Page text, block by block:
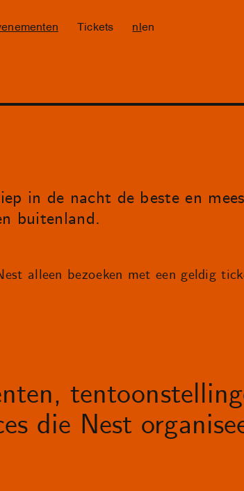
Tickets nl en
in de nacht de beste en
buitenland.
alleen bezoeken met een geldig
die Nest